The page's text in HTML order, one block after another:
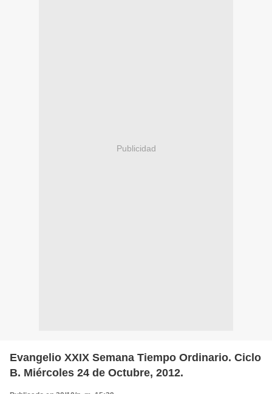
Publicidad
Evangelio XXIX Semana Tiempo Ordinario. Ciclo
B. Miércoles 24 de Octubre, 2012.